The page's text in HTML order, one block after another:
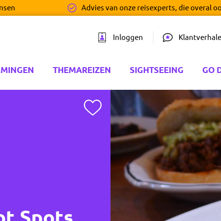
Advies van onze reisexperts, die overal
Inloggen
THEMAREIZEN SIGHTSEEING GO
Toevoegen aan favorieten